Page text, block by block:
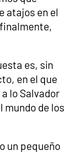
atajos en el
es, sin
en el que
lo Salvador
mundo de los
un pequeño